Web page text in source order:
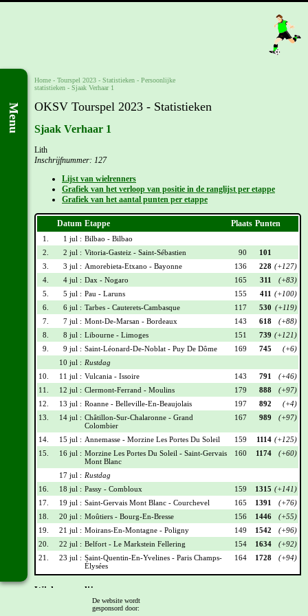
Menu
Home - Tourspel 2023 - Statistieken - Persoonlijke
statistieken - Sjaak Verhaar 1
OKSV Tourspel 2023 - Statistieken
Sjaak Verhaar 1
Lith
Inschrijfnummer: 127
Lijst van wielrenners
Grafiek van het verloop van positie in de ranglijst per etappe
Grafiek van het aantal punten per etappe
Datum Etappe Plaats Punten
1. 1 jul : Bilbao - Bilbao
2.
2 jul : Vitoria-Gasteiz - Saint-Sébastien 90
101
3.
3 jul : Amorebieta-Etxano - Bayonne 136 228 (+127)
4.
4 jul : Dax - Nogaro 165 311
(+83)
5.
5 jul : Pau - Laruns 155 411 (+100)
6.
6 jul : Tarbes - Cauterets-Cambasque 117 530 (+119)
7.
7 jul : Mont-De-Marsan - Bordeaux 143 618
(+88)
8.
8 jul : Libourne - Limoges 151 739 (+121)
9.
9 jul : Saint-Léonard-De-Noblat - Puy De Dôme 169 745
(+6)
10 jul : Rustdag
10.
11 jul : Vulcania - Issoire 143 791
(+46)
11.
12 jul : Clermont-Ferrand - Moulins 179 888
(+97)
12.
13 jul : Roanne - Belleville-En-Beaujolais 197 892
(+4)
13.
14 jul : Châtillon-Sur-Chalaronne - Grand
Colombier
167 989 (+97)
14. 15 jul : Annemasse - Morzine Les Portes Du Soleil 159 1114 (+125)
15.
16 jul : Morzine Les Portes Du Soleil - Saint-Gervais
Mont Blanc
160 1174 (+60)
17 jul : Rustdag
16.
18 jul : Passy - Combloux 159 1315 (+141)
17.
19 jul : Saint-Gervais Mont Blanc - Courchevel 165 1391
(+76)
18.
20 jul : Moûtiers - Bourg-En-Bresse 156 1446
(+55)
19.
21 jul : Moirans-En-Montagne - Poligny 149 1542
(+96)
20.
22 jul : Belfort - Le Markstein Fellering 154 1634
(+92)
21.
23 jul : Saint-Quentin-En-Yvelines - Paris Champs-
Élysées
164 1728 (+94)
Wielrennerslijst
De website wordt
gesponsord door: